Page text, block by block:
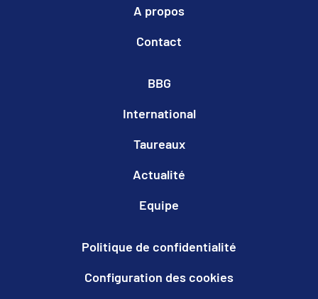
A propos
Contact
BBG
International
Taureaux
Actualité
Equipe
Politique de confidentialité
Configuration des cookies